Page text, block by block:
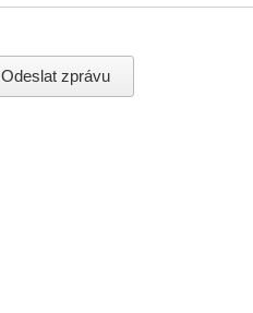
Odeslat zprávu